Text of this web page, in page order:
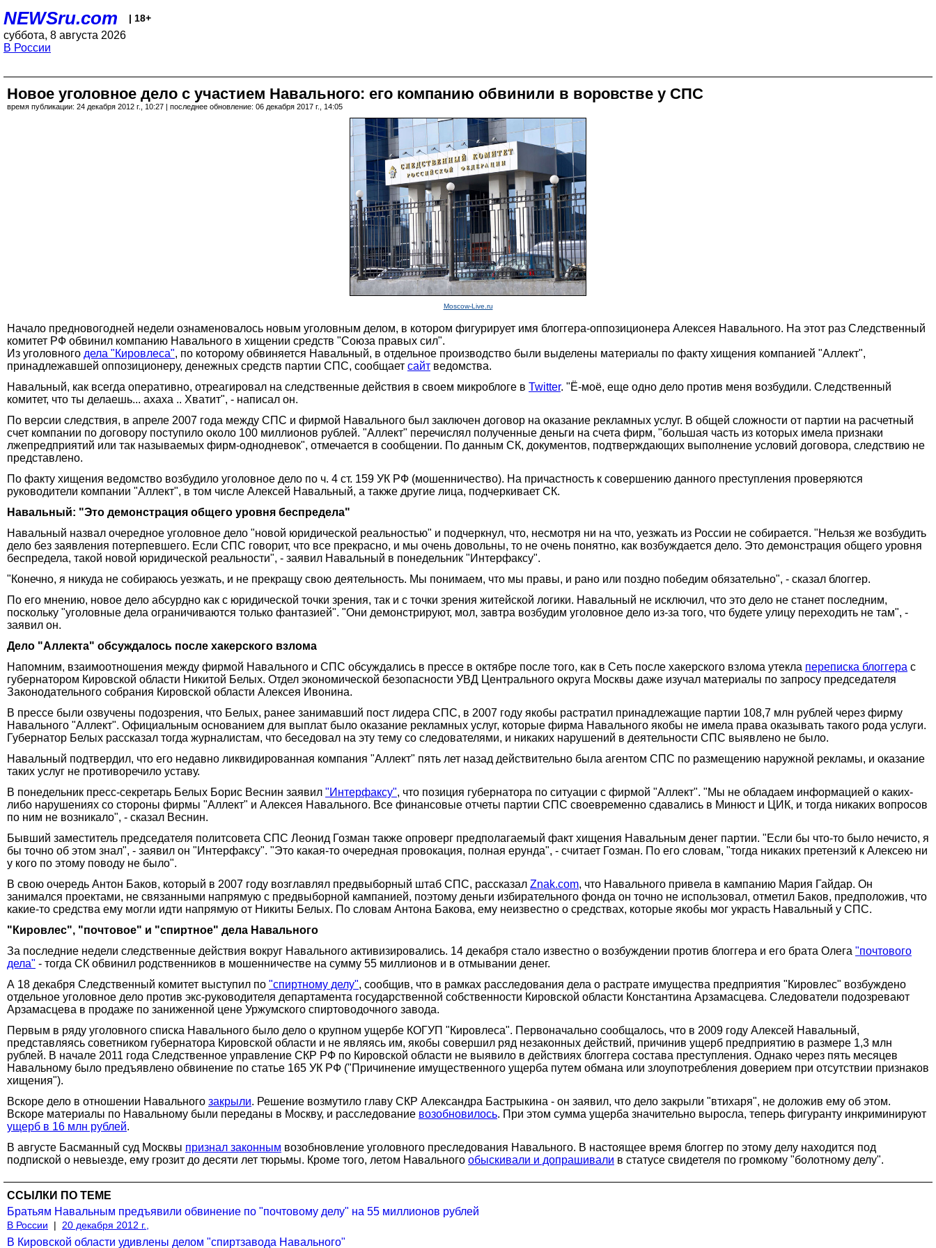
NEWSru.com | 18+
суббота, 8 августа 2026
В России
Новое уголовное дело с участием Навального: его компанию обвинили в воровстве у СПС
время публикации: 24 декабря 2012 г., 10:27 | последнее обновление: 06 декабря 2017 г., 14:05
Moscow-Live.ru
Начало предновогодней недели ознаменовалось новым уголовным делом, в котором фигурирует имя блоггера-оппозиционера Алексея Навального. На этот раз Следственный
комитет РФ обвинил компанию Навального в хищении средств "Союза правых сил".
Из уголовного дела "Кировлеса", по которому обвиняется Навальный, в отдельное производство были выделены материалы по факту хищения компанией "Аллект",
принадлежавшей оппозиционеру, денежных средств партии СПС, сообщает сайт ведомства.
Навальный, как всегда оперативно, отреагировал на следственные действия в своем микроблоге в Twitter. "Ё-моё, еще одно дело против меня возбудили. Следственный
комитет, что ты делаешь... ахаха .. Хватит", - написал он.
По версии следствия, в апреле 2007 года между СПС и фирмой Навального был заключен договор на оказание рекламных услуг. В общей сложности от партии на расчетный
счет компании по договору поступило около 100 миллионов рублей. "Аллект" перечислял полученные деньги на счета фирм, "большая часть из которых имела признаки
лжепредприятий или так называемых фирм-однодневок", отмечается в сообщении. По данным СК, документов, подтверждающих выполнение условий договора, следствию не
представлено.
По факту хищения ведомство возбудило уголовное дело по ч. 4 ст. 159 УК РФ (мошенничество). На причастность к совершению данного преступления проверяются
руководители компании "Аллект", в том числе Алексей Навальный, а также другие лица, подчеркивает СК.
Навальный: "Это демонстрация общего уровня беспредела"
Навальный назвал очередное уголовное дело "новой юридической реальностью" и подчеркнул, что, несмотря ни на что, уезжать из России не собирается. "Нельзя же возбудить
дело без заявления потерпевшего. Если СПС говорит, что все прекрасно, и мы очень довольны, то не очень понятно, как возбуждается дело. Это демонстрация общего уровня
беспредела, такой новой юридической реальности", - заявил Навальный в понедельник "Интерфаксу".
"Конечно, я никуда не собираюсь уезжать, и не прекращу свою деятельность. Мы понимаем, что мы правы, и рано или поздно победим обязательно", - сказал блоггер.
По его мнению, новое дело абсурдно как с юридической точки зрения, так и с точки зрения житейской логики. Навальный не исключил, что это дело не станет последним,
поскольку "уголовные дела ограничиваются только фантазией". "Они демонстрируют, мол, завтра возбудим уголовное дело из-за того, что будете улицу переходить не там", -
заявил он.
Дело "Аллекта" обсуждалось после хакерского взлома
Напомним, взаимоотношения между фирмой Навального и СПС обсуждались в прессе в октябре после того, как в Сеть после хакерского взлома утекла переписка блоггера с
губернатором Кировской области Никитой Белых. Отдел экономической безопасности УВД Центрального округа Москвы даже изучал материалы по запросу председателя
Законодательного собрания Кировской области Алексея Ивонина.
В прессе были озвучены подозрения, что Белых, ранее занимавший пост лидера СПС, в 2007 году якобы растратил принадлежащие партии 108,7 млн рублей через фирму
Навального "Аллект". Официальным основанием для выплат было оказание рекламных услуг, которые фирма Навального якобы не имела права оказывать такого рода услуги.
Губернатор Белых рассказал тогда журналистам, что беседовал на эту тему со следователями, и никаких нарушений в деятельности СПС выявлено не было.
Навальный подтвердил, что его недавно ликвидированная компания "Аллект" пять лет назад действительно была агентом СПС по размещению наружной рекламы, и оказание
таких услуг не противоречило уставу.
В понедельник пресс-секретарь Белых Борис Веснин заявил "Интерфаксу", что позиция губернатора по ситуации с фирмой "Аллект". "Мы не обладаем информацией о каких-
либо нарушениях со стороны фирмы "Аллект" и Алексея Навального. Все финансовые отчеты партии СПС своевременно сдавались в Минюст и ЦИК, и тогда никаких вопросов
по ним не возникало", - сказал Веснин.
Бывший заместитель председателя политсовета СПС Леонид Гозман также опроверг предполагаемый факт хищения Навальным денег партии. "Если бы что-то было нечисто, я
бы точно об этом знал", - заявил он "Интерфаксу". "Это какая-то очередная провокация, полная ерунда", - считает Гозман. По его словам, "тогда никаких претензий к Алексею ни
у кого по этому поводу не было".
В свою очередь Антон Баков, который в 2007 году возглавлял предвыборный штаб СПС, рассказал Znak.com, что Навального привела в кампанию Мария Гайдар. Он
занимался проектами, не связанными напрямую с предвыборной кампанией, поэтому деньги избирательного фонда он точно не использовал, отметил Баков, предположив, что
какие-то средства ему могли идти напрямую от Никиты Белых. По словам Антона Бакова, ему неизвестно о средствах, которые якобы мог украсть Навальный у СПС.
"Кировлес", "почтовое" и "спиртное" дела Навального
За последние недели следственные действия вокруг Навального активизировались. 14 декабря стало известно о возбуждении против блоггера и его брата Олега "почтового
дела" - тогда СК обвинил родственников в мошенничестве на сумму 55 миллионов и в отмывании денег.
А 18 декабря Следственный комитет выступил по "спиртному делу", сообщив, что в рамках расследования дела о растрате имущества предприятия "Кировлес" возбуждено
отдельное уголовное дело против экс-руководителя департамента государственной собственности Кировской области Константина Арзамасцева. Следователи подозревают
Арзамасцева в продаже по заниженной цене Уржумского спиртоводочного завода.
Первым в ряду уголовного списка Навального было дело о крупном ущербе КОГУП "Кировлеса". Первоначально сообщалось, что в 2009 году Алексей Навальный,
представляясь советником губернатора Кировской области и не являясь им, якобы совершил ряд незаконных действий, причинив ущерб предприятию в размере 1,3 млн
рублей. В начале 2011 года Следственное управление СКР РФ по Кировской области не выявило в действиях блоггера состава преступления. Однако через пять месяцев
Навальному было предъявлено обвинение по статье 165 УК РФ ("Причинение имущественного ущерба путем обмана или злоупотребления доверием при отсутствии признаков
хищения").
Вскоре дело в отношении Навального закрыли. Решение возмутило главу СКР Александра Бастрыкина - он заявил, что дело закрыли "втихаря", не доложив ему об этом.
Вскоре материалы по Навальному были переданы в Москву, и расследование возобновилось. При этом сумма ущерба значительно выросла, теперь фигуранту инкриминируют
ущерб в 16 млн рублей.
В августе Басманный суд Москвы признал законным возобновление уголовного преследования Навального. В настоящее время блоггер по этому делу находится под
подпиской о невыезде, ему грозит до десяти лет тюрьмы. Кроме того, летом Навального обыскивали и допрашивали в статусе свидетеля по громкому "болотному делу".
ССЫЛКИ ПО ТЕМЕ
Братьям Навальным предъявили обвинение по "почтовому делу" на 55 миллионов рублей
В России | 20 декабря 2012 г.,
В Кировской области удивлены делом "спиртзавода Навального"